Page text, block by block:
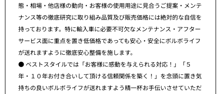
態・相場・他店様の動向・お客様の使用用途に見合うご提案・メンテ
ナンス等の徹底研究に取り組み品質及び販売価格には絶対的な自信を
持っております。特に輸入車に必要不可欠なメンテナンス・アフター
サービス面に重点を置き低価格であっても安心・安全にボルボライフ
が送れますように徹底安心整備を施します。
● ベストスタイルでは「お客様に感動を与えられる対応！」「５
年・１０年お付き合いして頂ける信頼関係を築く！」を念頭に置き気
持ちの良いボルボライフが送れますよう精一杯お手伝いさせていただ